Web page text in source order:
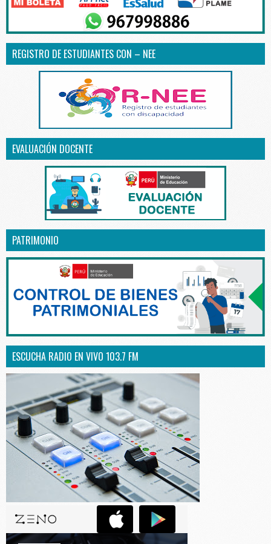
REGISTRO DE ESTUDIANTES CON – NEE
EVALUACIÓN DOCENTE
PATRIMONIO
ESCUCHA RADIO EN VIVO 103.7 FM